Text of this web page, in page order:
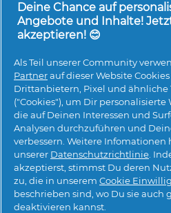
Über uns Kontakt
Mehr Inspiration
Meine Daten
Deine Chance auf
Angebote und Inhalte!
akzeptieren! 😊
Als Teil unserer Community
Partnerauf dieser Website
Drittanbietern, Pixel und ähnliche
("Cookies"), um Dir
die auf Deinen Interessen und
Analysen durchzuführen und
verbessern. Weitere Infomationen
unserer Datenschutzrichtlinie.
akzeptierst, stimmst Du deren
zu, die in unserem Cookie
beschrieben sind, wo Du sie auch
deaktivieren kannst.